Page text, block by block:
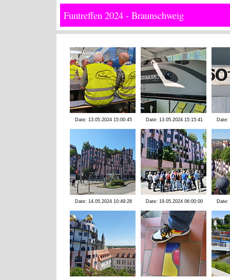
Funtreffen 2024 - Braunschweig
Date: 13.05.2024 15:00:45 Date: 13.05.2024 15:15:41 Date:
Date: 14.05.2024 10:49:28 Date: 19.05.2024 06:00:00 Date: